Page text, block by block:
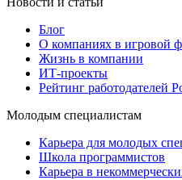
Блог
О компаниях в игровой
Жизнь в компании
ИТ-проекты
Рейтинг работодателей
Молодым специалистам
Карьера для молодых
Школа программистов
Карьера в